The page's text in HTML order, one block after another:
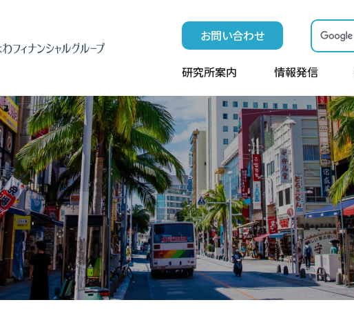
お問い合わせ
研究所案内 情報発信